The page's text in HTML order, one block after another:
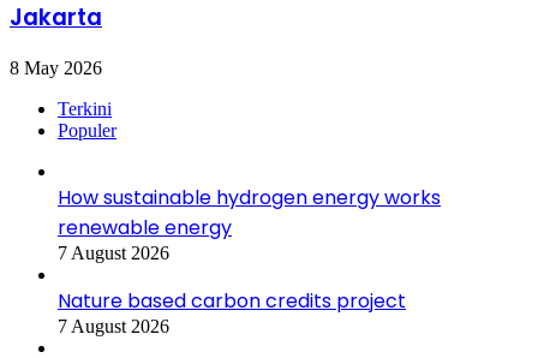
Jakarta
8 May 2026
Terkini
Populer
How sustainable hydrogen energy works
renewable energy
7 August 2026
Nature based carbon credits project
7 August 2026